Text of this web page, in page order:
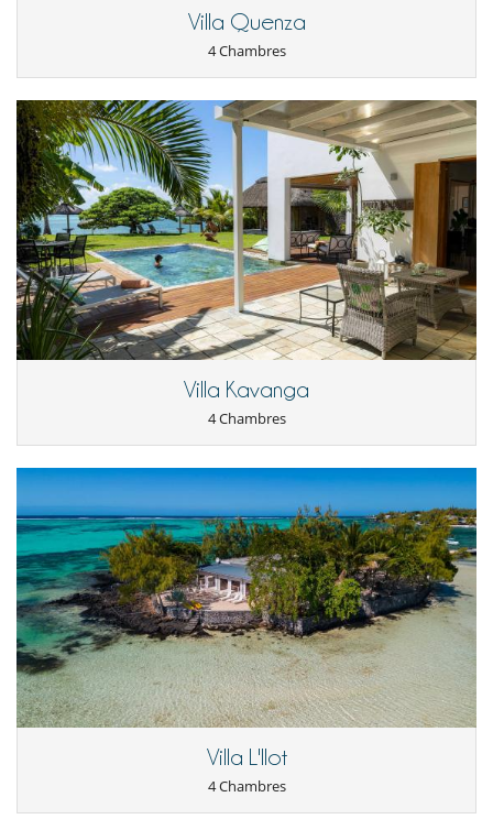
Villa Quenza
4 Chambres
Villa Kavanga
4 Chambres
Villa L'Ilot
4 Chambres